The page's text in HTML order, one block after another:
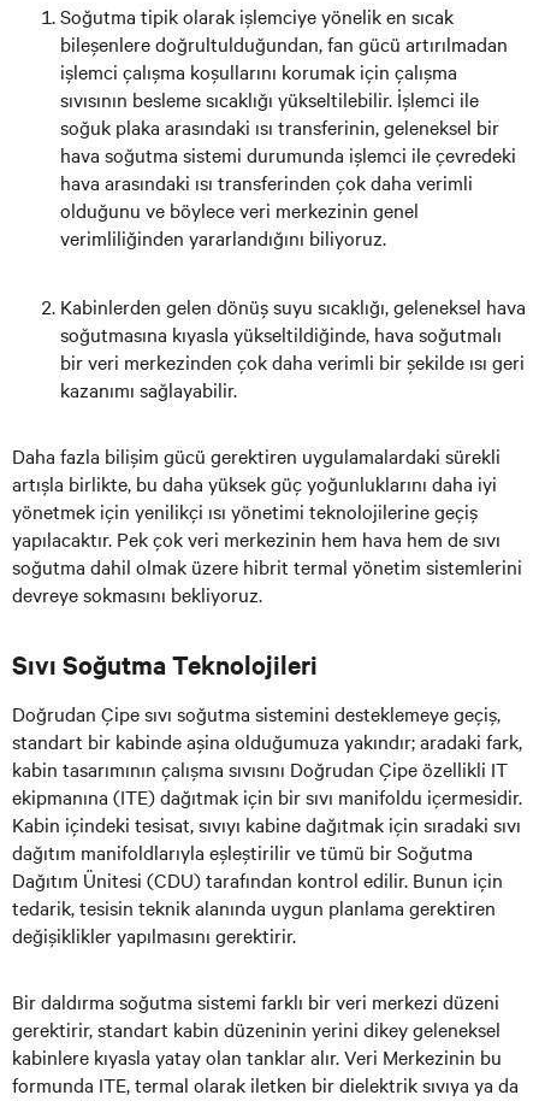
Soğutma tipik olarak işlemciye yönelik en sıcak
bileşenlere doğrultulduğundan, fan gücü artırılmadan
işlemci çalışma koşullarını korumak için çalışma
sıvısının besleme sıcaklığı yükseltilebilir. İşlemci ile
soğuk plaka arasındaki ısı transferinin, geleneksel bir
hava soğutma sistemi durumunda işlemci ile çevredeki
hava arasındaki ısı transferinden çok daha verimli
olduğunu ve böylece veri merkezinin genel
verimliliğinden yararlandığını biliyoruz.
Kabinlerden gelen dönüş suyu sıcaklığı, geleneksel hava
soğutmasına kıyasla yükseltildiğinde, hava soğutmalı
bir veri merkezinden çok daha verimli bir şekilde ısı geri
kazanımı sağlayabilir.
Daha fazla bilişim gücü gerektiren uygulamalardaki sürekli
artışla birlikte, bu daha yüksek güç yoğunluklarını daha iyi
yönetmek için yenilikçi ısı yönetimi teknolojilerine geçiş
yapılacaktır. Pek çok veri merkezinin hem hava hem de sıvı
soğutma dahil olmak üzere hibrit termal yönetim sistemlerini
devreye sokmasını bekliyoruz.
Sıvı Soğutma Teknolojileri
Doğrudan Çipe sıvı soğutma sistemini desteklemeye geçiş,
standart bir kabinde aşina olduğumuza yakındır; aradaki fark,
kabin tasarımının çalışma sıvısını Doğrudan Çipe özellikli IT
ekipmanına (ITE) dağıtmak için bir sıvı manifoldu içermesidir.
Kabin içindeki tesisat, sıvıyı kabine dağıtmak için sıradaki sıvı
dağıtım manifoldlarıyla eşleştirilir ve tümü bir Soğutma
Dağıtım Ünitesi (CDU) tarafından kontrol edilir. Bunun için
tedarik, tesisin teknik alanında uygun planlama gerektiren
değişiklikler yapılmasını gerektirir.
Bir daldırma soğutma sistemi farklı bir veri merkezi düzeni
gerektirir, standart kabin düzeninin yerini dikey geleneksel
kabinlere kıyasla yatay olan tanklar alır. Veri Merkezinin bu
formunda ITE, termal olarak iletken bir dielektrik sıvıya ya da